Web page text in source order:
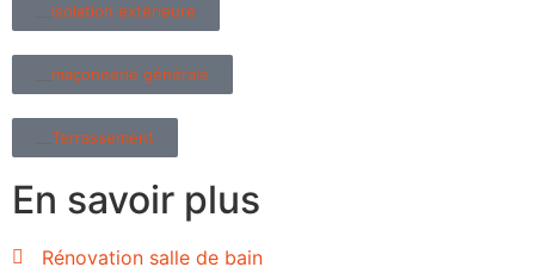
isolation extérieure
maçonnerie générale
Terrassement
En savoir plus
Rénovation salle de bain